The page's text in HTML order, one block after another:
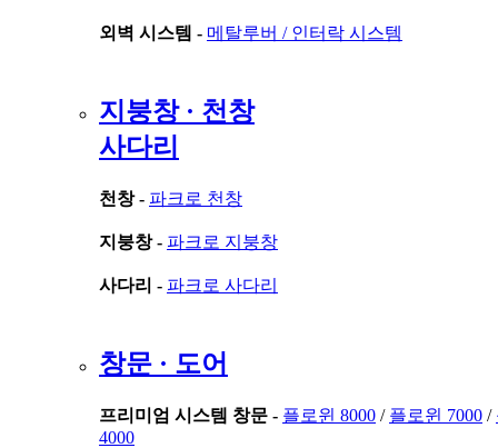
외벽 시스템 - 메탈루버 / 인터락 시스템
지붕창 · 천창
사다리
천창 - 파크로 천창
지붕창 - 파크로 지붕창
사다리 - 파크로 사다리
창문 · 도어
프리미엄 시스템 창문 - 플로윈 8000 / 플로윈 7000 /
4000